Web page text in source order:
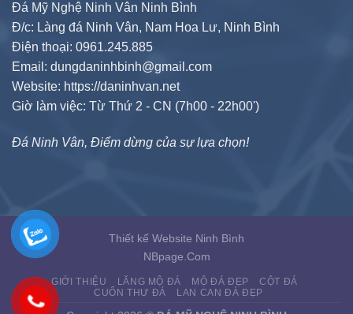
Đá Mỹ Nghệ Ninh Vân Ninh Bình
Đ/c: Làng đá Ninh Vân, Nam Hoa Lư, Ninh Bình
Điện thoại: 0961.245.885
Email: dungdaninhbinh@gmail.com
Website: https://daninhvan.net
Giờ làm việc: Từ Thứ 2 - CN (7h00 - 22h00')
Đá Ninh Vân, Điểm dừng của sự lựa chọn!
Thiết kế Website Ninh Bình
NBpage.Com
GIỚI THIỆU LĂNG MỘ ĐÁ MỘ ĐÁ ĐẸP
CỘT ĐÁ
CUỐN THƯ ĐÁ
LAN CAN ĐÁ ĐẸP